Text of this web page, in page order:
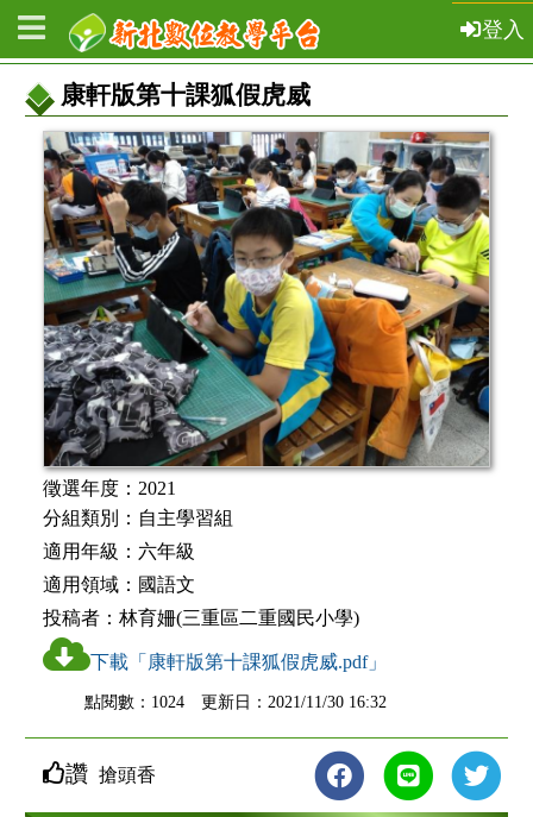
登入
康軒版第十課狐假虎威
教
案
基
本
資
訊
徵選年度： 2021
分組類別： 自主學習組
適用年級： 六年級
適用領域： 國語文
投稿者： 林育姍(三重區二重國民小學)
下載「康軒版第十課狐假虎威.pdf」
點閱數：1024 更新日：2021/11/30 16:32
教案互動
讚 搶頭香